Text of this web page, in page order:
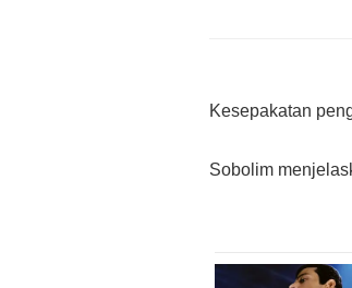
Kesepakatan
Sobolim